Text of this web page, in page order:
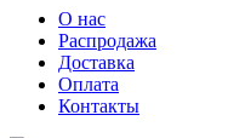
О нас
Распродажа
Доставка
Оплата
Контакты